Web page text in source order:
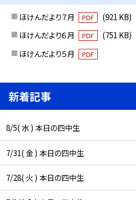
ほけんだより７月 PDF
(921 KB)
ほけんだより６月
PDF
(751 KB)
ほけんだより５月
PDF
新着記事
8/5( 水 ) 本日の四中生
7/31( 金 ) 本日の四中生
7/28( 火 ) 本日の四中生